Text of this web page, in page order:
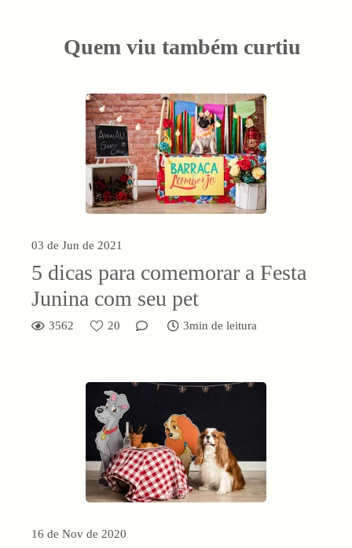
Quem viu também curtiu
03 de Jun de 2021
5 dicas para comemorar a Festa
Junina com seu pet
3562 20 3min de leitura
16 de Nov de 2020